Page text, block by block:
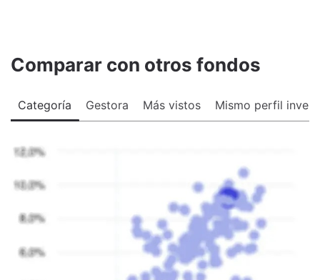
Comparar con otros fondos
Categoría Gestora Más vistos Mismo perfil